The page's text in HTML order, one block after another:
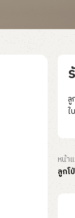
ลู
ใบ
หน้า
ลูกโ